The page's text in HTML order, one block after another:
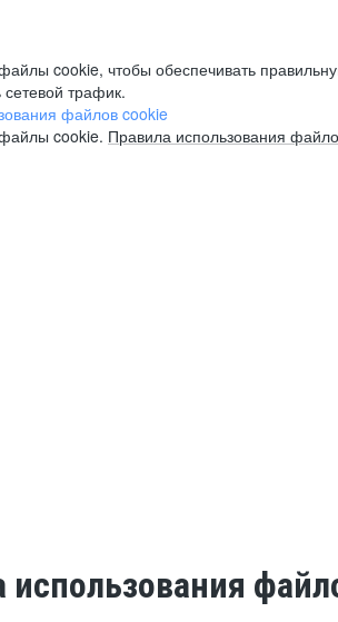
cookie, чтобы обеспечивать
сетевой трафик.
файлов cookie
cookie. Правила использования
использования